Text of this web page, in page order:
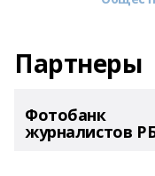
Партнеры
Фотобанк
журналистов